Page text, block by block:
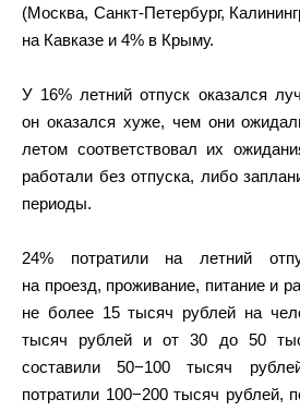
(Москва, Санкт-Петербург,
на Кавказе и 4% в Крыму.
У 16% летний отпуск оказался
он оказался хуже, чем они
летом соответствовал их
работали без отпуска, либо
периоды.
24% потратили на летний
на проезд, проживание, питание и
не более 15 тысяч рублей на
тысяч рублей и от 30 до 50
составили 50−100 тысяч
потратили 100−200 тысяч рублей,